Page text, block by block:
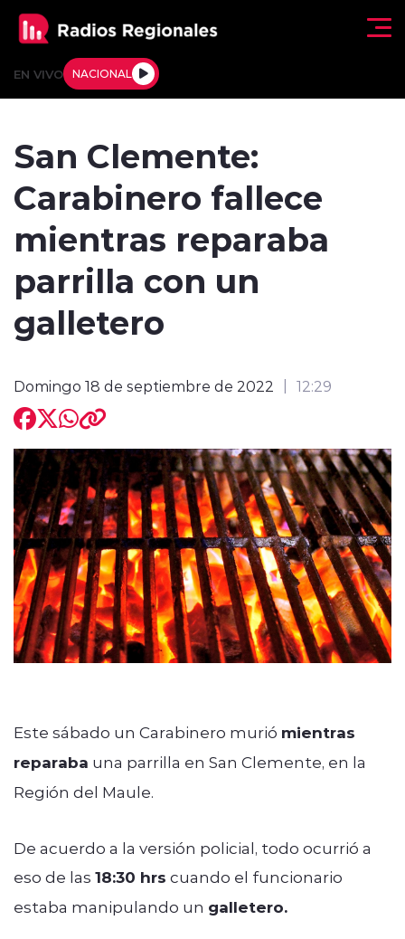
EN VIVO NACIONAL
Tendencias
Deportes
Internacional
Entrevistas
modo claro
San Clemente:
Carabinero fallece
mientras reparaba
parrilla con un
galletero
Domingo 18 de septiembre de 2022 12:29
Este sábado un Carabinero murió mientras
reparaba una parrilla en San Clemente, en la
Región del Maule.
De acuerdo a la versión policial, todo ocurrió a
eso de las 18:30 hrs cuando el funcionario
estaba manipulando un galletero.